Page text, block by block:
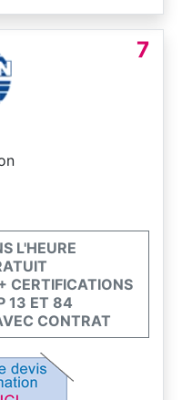
7
L'HEURE
CERTIFICATIONS
13 ET 84
CONTRAT